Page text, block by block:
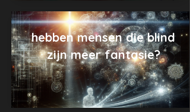
hebben mensen die blind
zijn meer fantasie?